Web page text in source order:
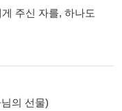
주신 자를, 하나도
의 선물)